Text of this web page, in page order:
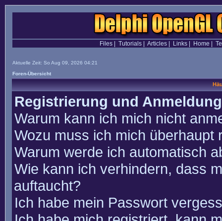
Files| Tutorials| Articles| Links| Home
Aktuelle Zeit: So Aug 09, 2026 04:21
Foren-Übersicht
Registrierung und Anmeldung
Warum kann ich mich nicht
Wozu muss ich mich überhaupt
Warum werde ich automatisch
Wie kann ich verhindern, dass
auftaucht?
Ich habe mein Passwort